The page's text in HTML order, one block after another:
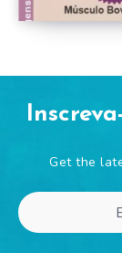
Get the